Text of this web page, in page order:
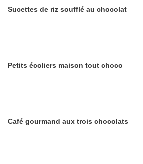
Sucettes de riz soufflé au chocolat
Petits écoliers maison tout choco
Café gourmand aux trois chocolats